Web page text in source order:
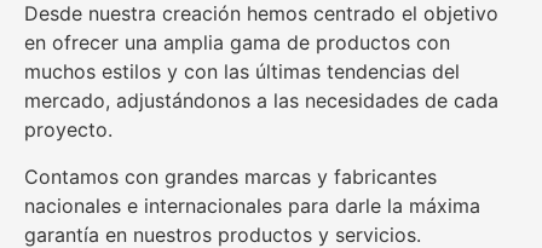
Desde nuestra creación hemos centrado el objetivo
en ofrecer una amplia gama de productos con
muchos estilos y con las últimas tendencias del
mercado, adjustándonos a las necesidades de cada
proyecto.
Contamos con grandes marcas y fabricantes
nacionales e internacionales para darle la máxima
garantía en nuestros productos y servicios.